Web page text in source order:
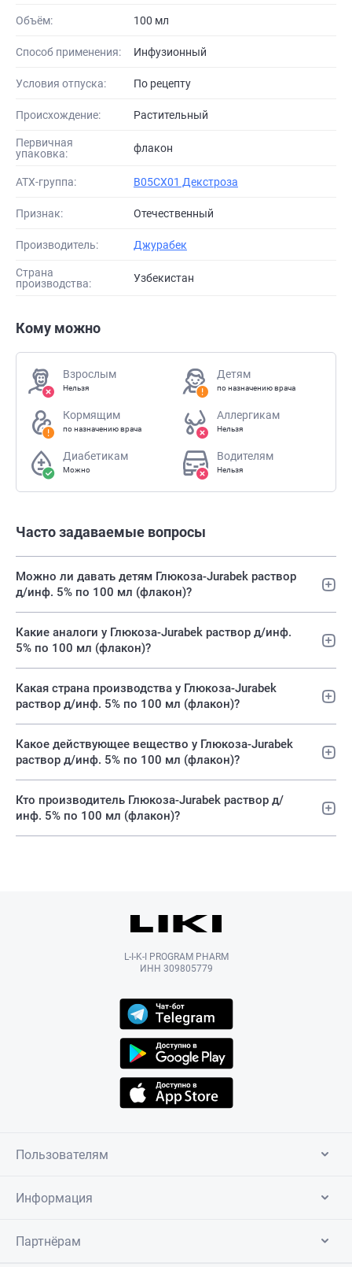
Объём: 100 мл
Способ применения: Инфузионный
Условия отпуска: По рецепту
Происхождение: Растительный
Первичная
упаковка:
флакон
АТХ-группа: B05CX01 Декстроза
Признак: Отечественный
Производитель: Джурабек
Страна
производства:
Узбекистан
Кому можно
Взрослым
Нельзя
Детям
по назначению врача
Кормящим
по назначению врача
Аллергикам
Нельзя
Диабетикам
Можно
Водителям
Нельзя
Часто задаваемые вопросы
Можно ли давать детям Глюкоза-Jurabek раствор
д/инф. 5% по 100 мл (флакон)?
Какие аналоги у Глюкоза-Jurabek раствор д/инф.
5% по 100 мл (флакон)?
Какая страна производства у Глюкоза-Jurabek
раствор д/инф. 5% по 100 мл (флакон)?
Какое действующее вещество у Глюкоза-Jurabek
раствор д/инф. 5% по 100 мл (флакон)?
Кто производитель Глюкоза-Jurabek раствор д/
инф. 5% по 100 мл (флакон)?
L-I-K-I PROGRAM PHARM
ИНН 309805779
Пользователям
Информация
Партнёрам